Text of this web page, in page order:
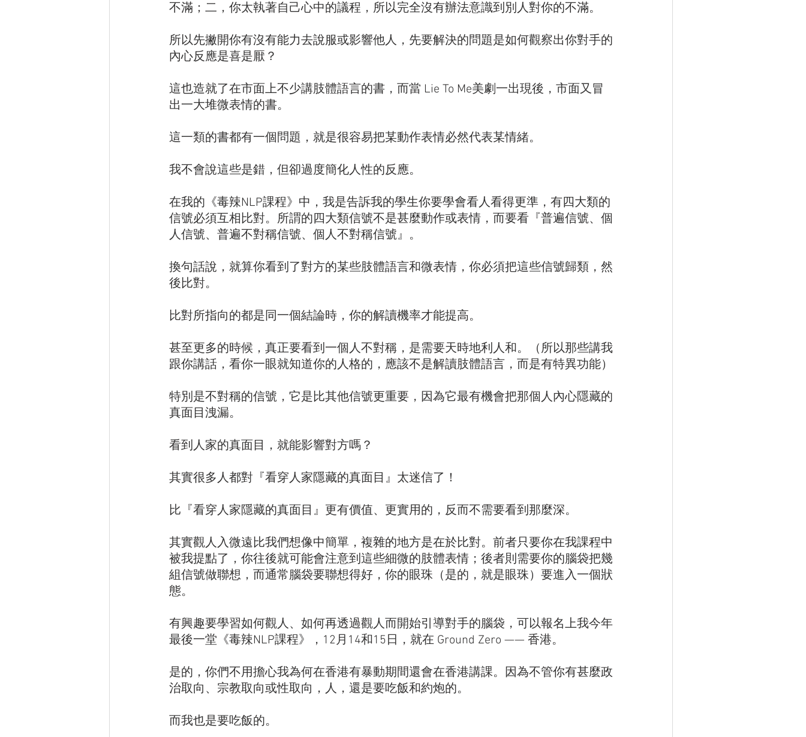
不滿；二，你太執著自己心中的議程，所以完全沒有辦法意識到別人對你的不滿。
所以先撇開你有沒有能力去說服或影響他人，先要解決的問題是如何觀察出你對手的
內心反應是喜是厭？
這也造就了在市面上不少講肢體語言的書，而當 Lie To Me美劇一出現後，市面又冒
出一大堆微表情的書。
這一類的書都有一個問題，就是很容易把某動作表情必然代表某情緒。
我不會說這些是錯，但卻過度簡化人性的反應。
在我的《毒辣NLP課程》中，我是告訴我的學生你要學會看人看得更準，有四大類的
信號必須互相比對。所謂的四大類信號不是甚麼動作或表情，而要看『普遍信號、個
人信號、普遍不對稱信號、個人不對稱信號』。
換句話說，就算你看到了對方的某些肢體語言和微表情，你必須把這些信號歸類，然
後比對。
比對所指向的都是同一個結論時，你的解讀機率才能提高。
甚至更多的時候，真正要看到一個人不對稱，是需要天時地利人和。（所以那些講我
跟你講話，看你一眼就知道你的人格的，應該不是解讀肢體語言，而是有特異功能）
特別是不對稱的信號，它是比其他信號更重要，因為它最有機會把那個人內心隱藏的
真面目洩漏。
看到人家的真面目，就能影響對方嗎？
其實很多人都對『看穿人家隱藏的真面目』太迷信了！
比『看穿人家隱藏的真面目』更有價值、更實用的，反而不需要看到那麼深。
其實觀人入微遠比我們想像中簡單，複雜的地方是在於比對。前者只要你在我課程中
被我提點了，你往後就可能會注意到這些細微的肢體表情；後者則需要你的腦袋把幾
組信號做聯想，而通常腦袋要聯想得好，你的眼珠（是的，就是眼珠）要進入一個狀
態。
有興趣要學習如何觀人、如何再透過觀人而開始引導對手的腦袋，可以報名上我今年
最後一堂《毒辣NLP課程》，12月14和15日，就在 Ground Zero —— 香港。
是的，你們不用擔心我為何在香港有暴動期間還會在香港講課。因為不管你有甚麼政
治取向、宗教取向或性取向，人，還是要吃飯和約炮的。
而我也是要吃飯的。